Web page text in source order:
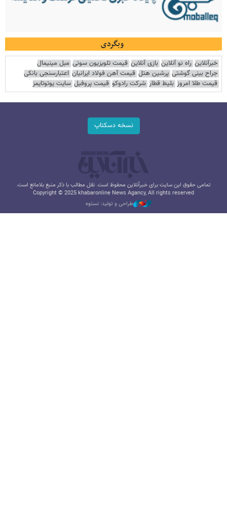
وبگردی
خبرآنلاین راه نو آنلاین بازی آنلاین قیمت تلویزیون سونی مبل مینیمال
جراح بینی گوشتی پرشین هتل قیمت آهن فولاد ایرانیان اعتبارسنجی بانکی
قیمت طلا امروز بلیط قطار شرکت رادوکو قیمت پروفیل سایت یوتوتایمز
نسخه دسکتاپ
تمامی حقوق این سایت برای خبرآنلاین محفوظ است. نقل مطالب با ذکر منبع بلامانع است.
Copyright © 2025 khabaronline News Agancy, All rights reserved
طراحی و تولید: نستوه